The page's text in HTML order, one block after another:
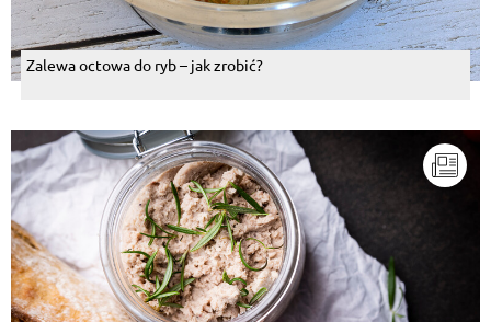
Zalewa octowa do ryb – jak zrobić?